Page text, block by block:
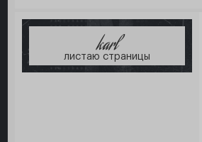
karl
листаю страницы